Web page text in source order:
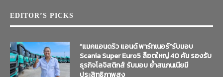
EDITOR’S PICKS
“แมคแอนดริว แอนด์ พาร์ทเนอร์”รับมอบ
Scania Super Euro5 ล็อตใหญ่ 40 คัน รองรับ
ธุรกิจโลจิสติกส์ รับมอบ ย้ำสแกนเนียมี